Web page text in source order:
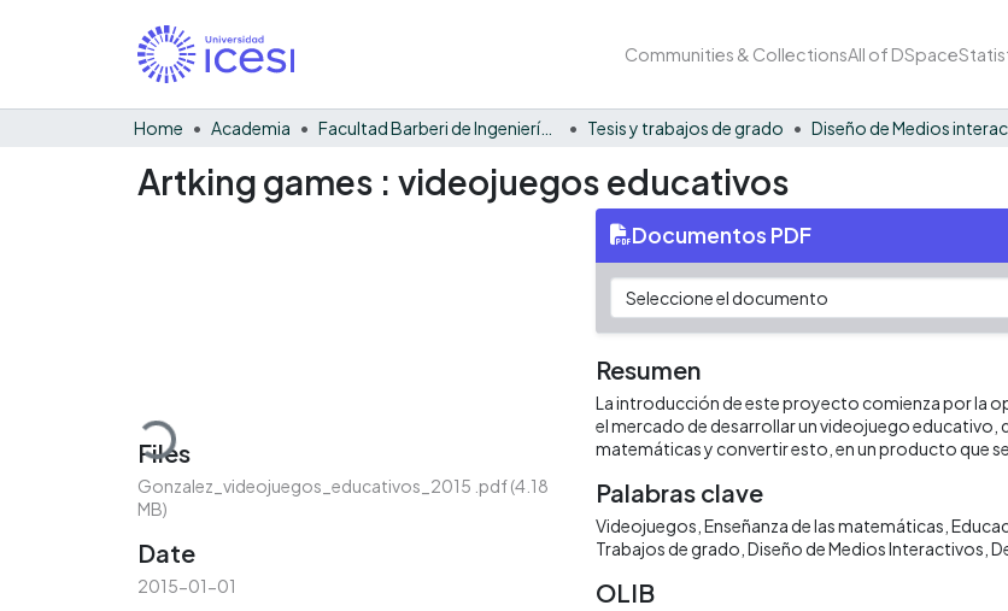
Communities & CollectionsAll of DSpace
Home Academia Facultad Barberi de Ingeniería, Diseño y Ciencias Aplicadas Tesis y trabajos de grado
Artking games : videojuegos educativos
Loading...
Files
Gonzalez_videojuegos_educativos_2015 .pdf(4.18
MB)
Date
2015-01-01
Documentos PDF
Resumen
La introducción de este proyecto comienza por la
el mercado de desarrollar un videojuego educativo,
matemáticas y convertir esto, en un producto que
Palabras clave
Videojuegos Enseñanza de las matemáticas
Trabajos de grado Diseño de Medios Interactivos
OLIB